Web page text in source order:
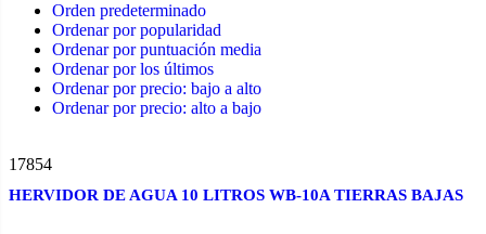
Orden predeterminado
Ordenar por popularidad
Ordenar por puntuación media
Ordenar por los últimos
Ordenar por precio: bajo a alto
Ordenar por precio: alto a bajo
17854
HERVIDOR DE AGUA 10 LITROS WB-10A TIERRAS BAJAS